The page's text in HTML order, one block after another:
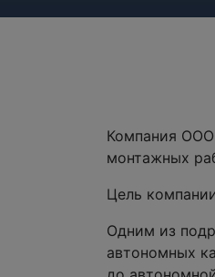
Компания ООО
монтажных
Цель
Одним из
автономных